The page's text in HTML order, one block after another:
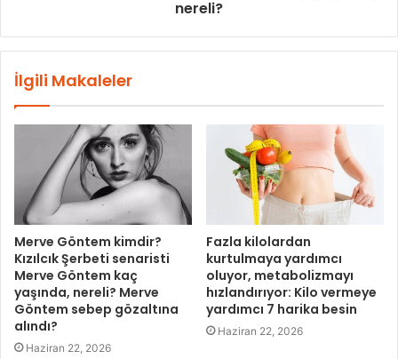
nereli?
İlgili Makaleler
Merve Göntem kimdir?
Kızılcık Şerbeti senaristi
Merve Göntem kaç
yaşında, nereli? Merve
Göntem sebep gözaltına
alındı?
Haziran 22, 2026
Fazla kilolardan
kurtulmaya yardımcı
oluyor, metabolizmayı
hızlandırıyor: Kilo vermeye
yardımcı 7 harika besin
Haziran 22, 2026